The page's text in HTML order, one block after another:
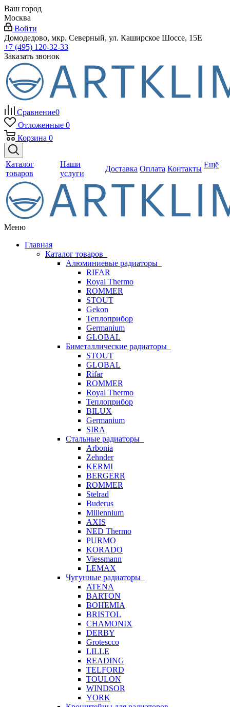
Ваш город
Москва
Войти
Домодедово, мкр. Северный, ул. Каширское Шоссе, 15Е
+7 (495) 120-32-33
Заказать звонок
Сравнение0
Отложенные 0
Корзина 0
Каталог
товаров
Наши
услуги
Доставка Оплата Контакты Ещё
Меню
Главная
Каталог товаров
Алюминиевые радиаторы
RIFAR
Royal Thermo
ROMMER
STOUT
Gekon
Теплоприбор
Germanium
GLOBAL
Биметаллические радиаторы
STOUT
GLOBAL
Rifar
ROMMER
Royal Thermo
Теплоприбор
BILUX
Germanium
SIRA
Стальные радиаторы
Arbonia
Zehnder
KERMI
BERGERR
ROMMER
Stelrad
Buderus
Millennium
AXIS
NED Thermo
PURMO
KORADO
Viessmann
LEMAX
Чугунные радиаторы
ATENA
BARTON
BOHEMIA
BRISTOL
CHAMONIX
DERBY
Grotescco
LILLE
READING
TELFORD
TOULON
WINDSOR
YORK